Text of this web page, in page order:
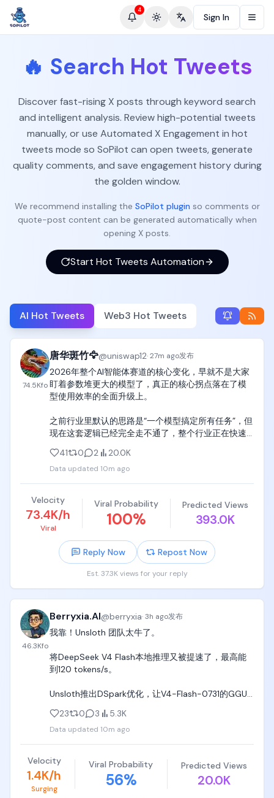
4
Toggle theme
Change language
Sign In
🔥 Search Hot Tweets
Discover fast-rising X posts through keyword search
and intelligent analysis. Review high-potential tweets
manually, or use Automated X Engagement in hot
tweets mode so SoPilot can open tweets, generate
quality comments, and save engagement history during
the golden window.
We recommend installing the SoPilot plugin so comments or
quote-post content can be generated automatically when
opening X posts.
Start Hot Tweets Automation
AI Hot Tweets Web3 Hot Tweets
74.5Kfo
唐华斑竹🦅@uniswap12·27m ago发布
2026年整个AI智能体赛道的核心变化，早就不是大家
盯着参数堆更大的模型了，真正的核心拐点落在了模
型使用效率的全面升级上。
之前行业里默认的思路是“一个模型搞定所有任务”，但
现在这套逻辑已经完全走不通了，整个行业正在快速
力的模型做了清晰的分层，复杂推理类的任务直接交
给Claude Opus、GPT-5.6 Sol、Fable这类前沿模型
处理，日常重复的常规任务就调用速度快、成本低的
轻量模型，全程还能根据任务复杂度、使用成本和当
前上下文自动完成动态路由，每一步资源分配都踩在
最合理的点上。
从最新出炉的智能体行业排名数据就能看出来，头部
顶级模型在工具调用、长周期任务执行和运行稳定性
模型想要覆盖所有场景的需求，不仅成本居高不下，
向多模型协同调度的协同智能，这也是接下来整个赛
道最确定的增长主线。
ClawUp @ClawUpAI 刚好踩中了这个核心趋势的最关
键位置，它主打的模型使用功能，直接把智能体的模
手里，没有任何多余的捆绑。用户手里有OpenAI、
以直接用自带密钥的模式，所有费用直接和对应的服
务商结算，完全不用经过中间环节；如果是刚上手不
启动项目；甚至用户已经有Claude或者ChatGPT的订
阅套餐，也能直接把现有账号连接到平台上，直接用
原有订阅额度，不会产生任何额外的代币扣费。
41 0 2 20.0K
Data updated 10m ago
Velocity
73.4K/h
Viral
Viral Probability
100%
Predicted Views
393.0K
Reply Now Repost Now
Est. 37.3K views for your reply
46.3Kfo
Berryxia.AI@berryxia·3h ago发布
我靠！Unsloth 团队太牛了。
将DeepSeek V4 Flash本地推理又被提速了，最高能
到120 tokens/s。
Unsloth推出DSpark优化，让V4-Flash-0731的GGUF
配合之前的量化，现在本地跑这个模型已经能达到相
当可观的速度。
开源模型一边在能力上追赶，一边在本地推理效率上
持续被社区压榨性能。
23 0 3 5.3K
Data updated 10m ago
Velocity
1.4K/h
Surging
Viral Probability
56%
Predicted Views
20.0K